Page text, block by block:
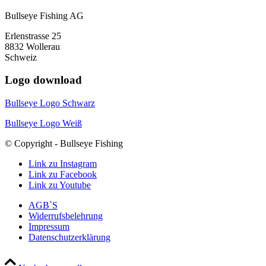
Bullseye Fishing AG
Erlenstrasse 25
8832 Wollerau
Schweiz
Logo download
Bullseye Logo Schwarz
Bullseye Logo Weiß
© Copyright - Bullseye Fishing
Link zu Instagram
Link zu Facebook
Link zu Youtube
AGB`S
Widerrufsbelehrung
Impressum
Datenschutzerklärung